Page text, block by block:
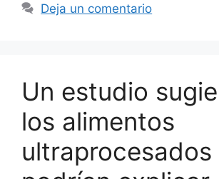
Deja un comentario
Un estudio
los alimentos
ultraprocesados ​​